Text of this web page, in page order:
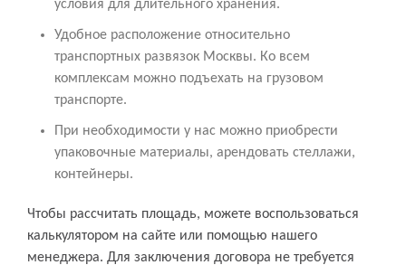
условия для длительного хранения.
Удобное расположение относительно
транспортных развязок Москвы. Ко всем
комплексам можно подъехать на грузовом
транспорте.
При необходимости у нас можно приобрести
упаковочные материалы, арендовать стеллажи,
контейнеры.
Чтобы рассчитать площадь, можете воспользоваться
калькулятором на сайте или помощью нашего
менеджера. Для заключения договора не требуется